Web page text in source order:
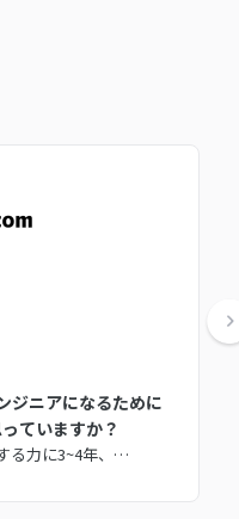
ジニアになるために
ていますか？
る力に3~4年、…